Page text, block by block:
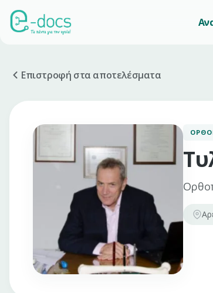
Επιστροφή στα αποτελέσματα